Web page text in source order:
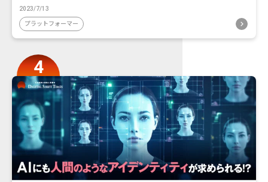
2023/7/13
プラットフォーマー